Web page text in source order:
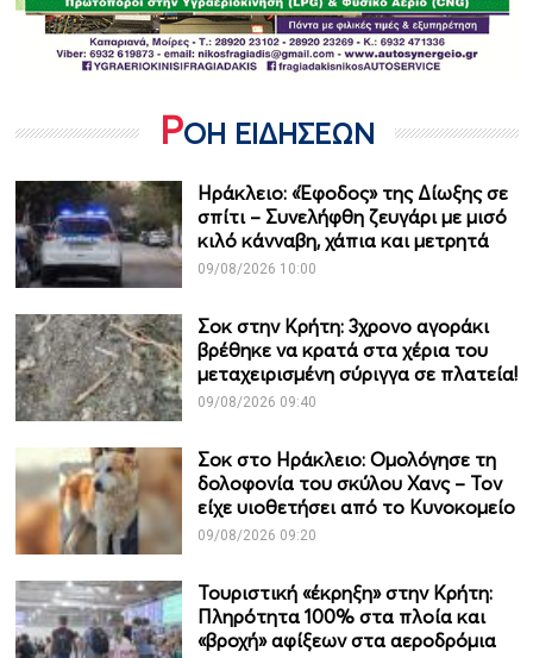
ΡΟΗ ΕΙΔΗΣΕΩΝ
Ηράκλειο: «Έφοδος» της Δίωξης σε
σπίτι – Συνελήφθη ζευγάρι με μισό
κιλό κάνναβη, χάπια και μετρητά
09/08/2026 10:00
Σοκ στην Κρήτη: 3χρονο αγοράκι
βρέθηκε να κρατά στα χέρια του
μεταχειρισμένη σύριγγα σε πλατεία!
09/08/2026 09:40
Σοκ στο Ηράκλειο: Ομολόγησε τη
δολοφονία του σκύλου Χανς – Τον
είχε υιοθετήσει από το Κυνοκομείο
09/08/2026 09:20
Τουριστική «έκρηξη» στην Κρήτη:
Πληρότητα 100% στα πλοία και
«βροχή» αφίξεων στα αεροδρόμια